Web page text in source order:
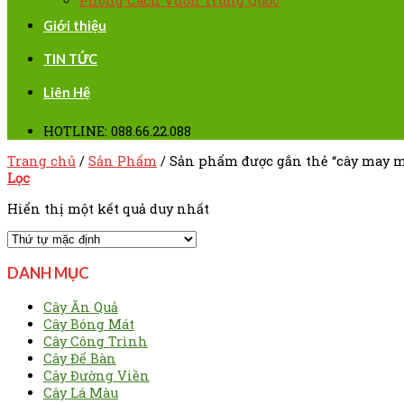
Giới thiệu
TIN TỨC
Liên Hệ
HOTLINE: 088.66.22.088
Trang chủ / Sản Phẩm / Sản phẩm được gắn thẻ “cây may
Lọc
Hiển thị một kết quả duy nhất
DANH MỤC
Cây Ăn Quả
Cây Bóng Mát
Cây Công Trình
Cây Để Bàn
Cây Đường Viền
Cây Lá Màu